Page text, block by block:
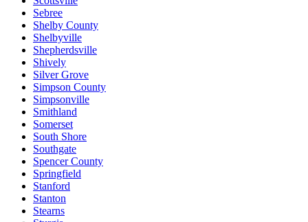
Sebree
Shelby County
Shelbyville
Shepherdsville
Shively
Silver Grove
Simpson County
Simpsonville
Smithland
Somerset
South Shore
Southgate
Spencer County
Springfield
Stanford
Stanton
Stearns